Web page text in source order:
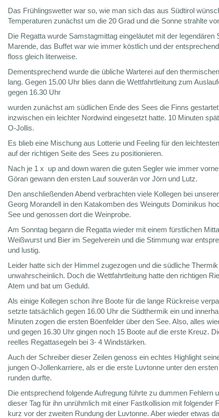
Das Frühlingswetter war so, wie man sich das aus Südtirol
Temperaturen zunächst um die 20 Grad und die Sonne strahlte
Die Regatta wurde Samstagmittag eingeläutet mit der legendären
Marende, das Buffet war wie immer köstlich und der
floss gleich literweise.
Dementsprechend wurde die übliche Warterei auf den
lang. Gegen 15.00 Uhr blies dann die Wettfahrtleitung zum
gegen 16.30 Uhr
wurden zunächst am südlichen Ende des Sees die Finns
inzwischen ein leichter Nordwind eingesetzt hatte. 10 Minuten
O-Jollis.
Es blieb eine Mischung aus Lotterie und Feeling für den
auf der richtigen Seite des Sees zu positionieren.
Nach je 1 x up and down waren die guten Segler wie immer
Göran gewann den ersten Lauf souverän vor Jörn und Lutz.
Den anschließenden Abend verbrachten viele Kollegen bei
Georg Morandell in den Katakomben des Weinguts Dominikus
See und genossen dort die Weinprobe.
Am Sonntag begann die Regatta wieder mit einem fürstlichen
Weißwurst und Bier im Segelverein und die Stimmung war
und lustig.
Leider hatte sich der Himmel zugezogen und die südliche Thermik
unwahrscheinlich. Doch die Wettfahrtleitung hatte den richtigen
Atem und bat um Geduld.
Als einige Kollegen schon ihre Boote für die lange Rückreise
setzte tatsächlich gegen 16.00 Uhr die Südthermik ein und
Minuten zogen die ersten Böenfelder über den See. Also, alles
und gegen 16.30 Uhr gingen noch 15 Boote auf die erste Kreuz.
reelles Regattasegeln bei 3- 4 Windstärken.
Auch der Schreiber dieser Zeilen genoss ein echtes Highlight
jungen O-Jollenkarriere, als er die erste Luvtonne unter den
runden durfte.
Die entsprechend folgende Aufregung führte zu dummen Fehlern
dieser Tag für ihn unrühmlich mit einer Fastkollision mit folgender
kurz vor der zweiten Rundung der Luvtonne. Aber wieder etwas